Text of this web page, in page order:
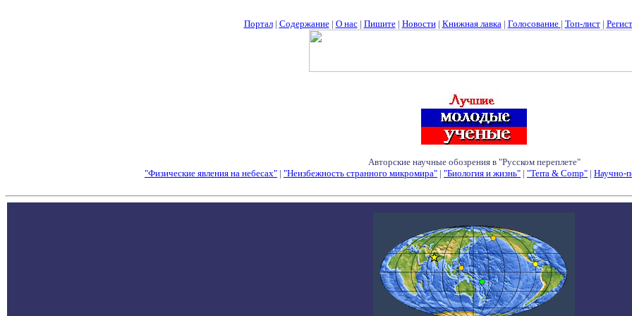
Портал| Содержание| О нас| Пишите| Новости| Книжная лавка| Голосование | Топ-лист|
Авторские научные обозрения в "Русском переплете"
"Физические явления на небесах" | "Неизбежность странного микромира" | "Биология и жизнь" | "Terra & Comp" | Научно-